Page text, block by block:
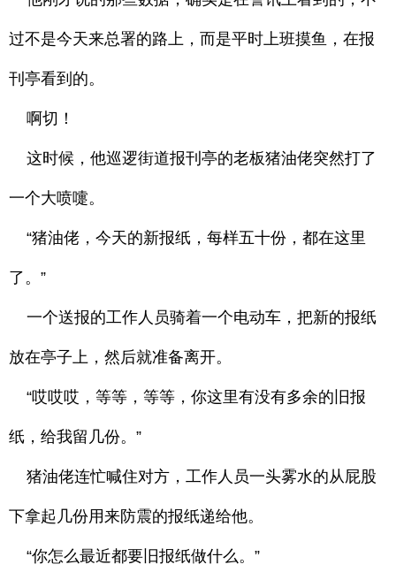
过不是今天来总署的路上，而是平时上班摸鱼，在报
刊亭看到的。
啊切！
这时候，他巡逻街道报刊亭的老板猪油佬突然打了
一个大喷嚏。
“猪油佬，今天的新报纸，每样五十份，都在这里
了。”
一个送报的工作人员骑着一个电动车，把新的报纸
放在亭子上，然后就准备离开。
“哎哎哎，等等，等等，你这里有没有多余的旧报
纸，给我留几份。”
猪油佬连忙喊住对方，工作人员一头雾水的从屁股
下拿起几份用来防震的报纸递给他。
“你怎么最近都要旧报纸做什么。”